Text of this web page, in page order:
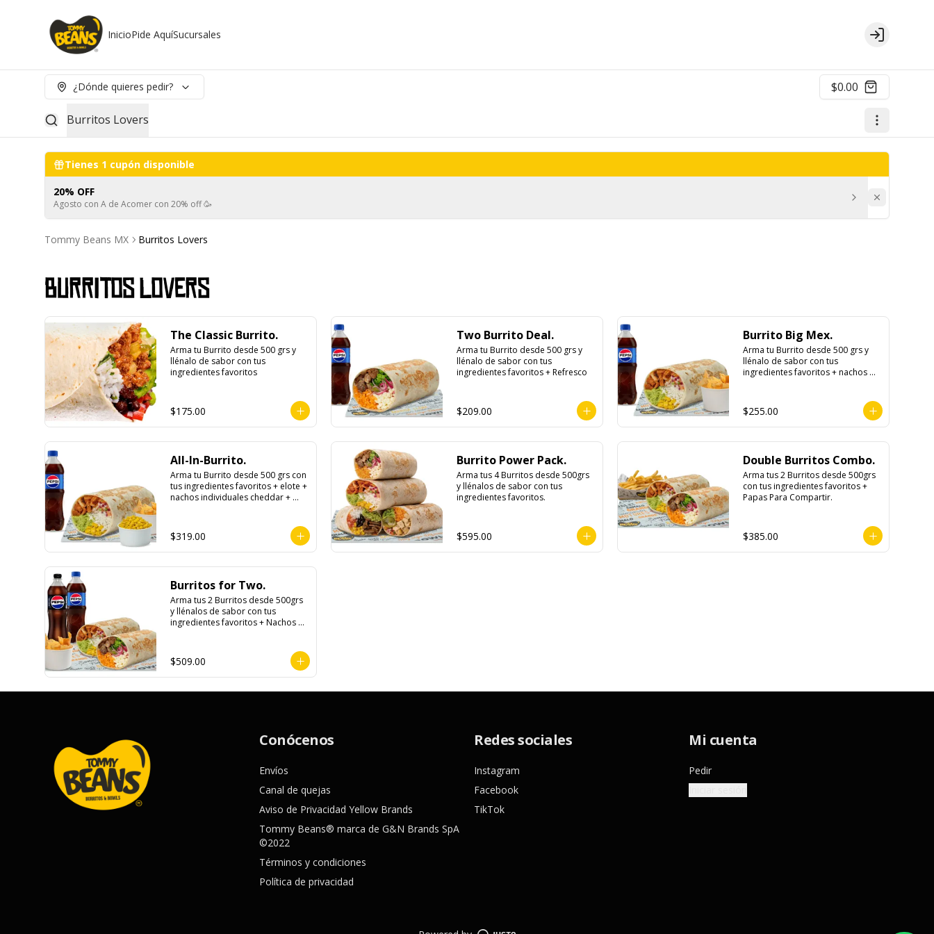
InicioPide AquíSucursales Login
¿Dónde quieres pedir? $0.00
Burritos Lovers
Tienes 1 cupón disponible
20% OFF
Agosto con A de Acomer con 20% off 🥳
Tommy Beans MX Burritos Lovers
Burritos Lovers
The Classic Burrito.
Arma tu Burrito desde 500 grs y
llénalo de sabor con tus
ingredientes favoritos
$175.00
Two Burrito Deal.
Arma tu Burrito desde 500 grs y
llénalo de sabor con tus
ingredientes favoritos + Refresco
$209.00
Burrito Big Mex.
Arma tu Burrito desde 500 grs y
llénalo de sabor con tus
ingredientes favoritos + nachos
$255.00
All-In-Burrito.
Arma tu Burrito desde 500 grs con
tus ingredientes favoritos + elote +
nachos individuales cheddar +
$319.00
Burrito Power Pack.
Arma tus 4 Burritos desde 500grs
y llénalos de sabor con tus
ingredientes favoritos.
$595.00
Double Burritos Combo.
Arma tus 2 Burritos desde 500grs
con tus ingredientes favoritos +
Papas Para Compartir.
$385.00
Burritos for Two.
Arma tus 2 Burritos desde 500grs
y llénalos de sabor con tus
ingredientes favoritos + Nachos
$509.00
Conócenos
Envíos
Canal de quejas
Aviso de Privacidad Yellow Brands
Tommy Beans® marca de G&N Brands SpA
©2022
Términos y condiciones
Política de privacidad
Redes sociales
Instagram
Facebook
TikTok
Mi cuenta
Pedir